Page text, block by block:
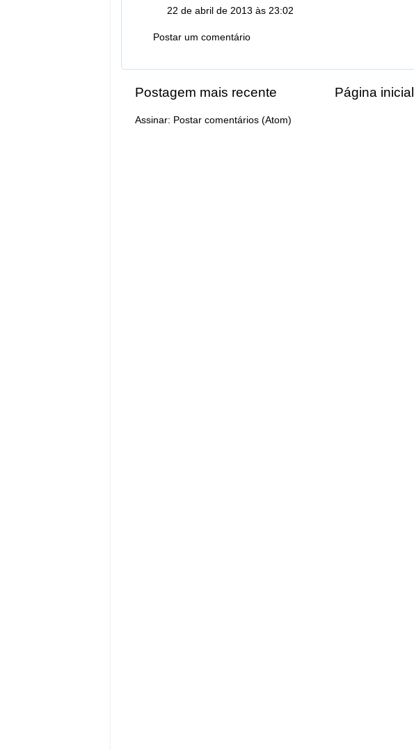
22 de abril de 2013 às 23:02
Postar um comentário
Postagem mais recente Página inicial
Assinar: Postar comentários (Atom)